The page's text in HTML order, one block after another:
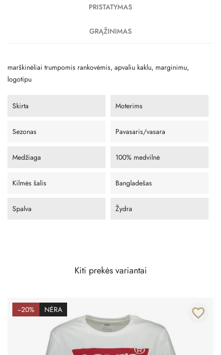
PRISTATYMAS
GRĄŽINIMAS
marškinėliai trumpomis rankovėmis, apvaliu kaklu, marginimu,
logotipu
Skirta Moterims
Sezonas Pavasaris/vasara
Medžiaga 100% medvilnė
Kilmės šalis Bangladešas
Spalva Žydra
Kiti prekės variantai
−20% NĖRA favorite_border